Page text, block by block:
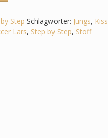
Step Schlagwörter: Jungs,
Lars, Step by Step, Stoff